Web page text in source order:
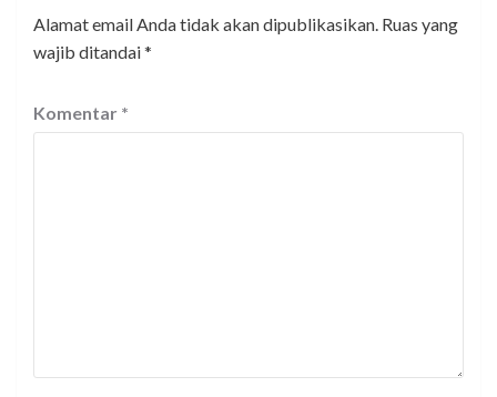
Alamat email Anda tidak akan dipublikasikan. Ruas yang
wajib ditandai*
Komentar *